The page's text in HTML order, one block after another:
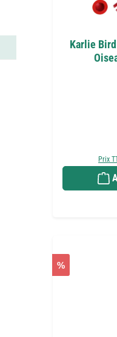
Karlie
Prix
%